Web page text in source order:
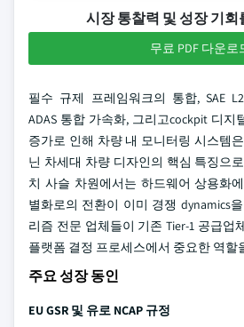
시장 통찰력 및 성장 기회
무료 PDF 다운로
필수 규제 프레임워크의 통합, SAE
ADAS 통합 가속화, 그리고cockpit 디지
증가로 인해 차량 내 모니터링 시스템
닌 차세대 차량 디자인의 핵심 특징으
치 사슬 차원에서는 하드웨어 상용화
별화로의 전환이 이미 경쟁 dynamics
리즘 전문 업체들이 기존 Tier-1 공급업
플랫폼 결정 프로세스에서 중요한 역할
주요 성장 동인
EU GSR 및 유로 NCAP 규정